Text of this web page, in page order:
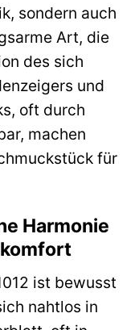
sondern auch
Art, die
des sich
und
oft durch
machen
für
Harmonie
ist bewusst
nahtlos in